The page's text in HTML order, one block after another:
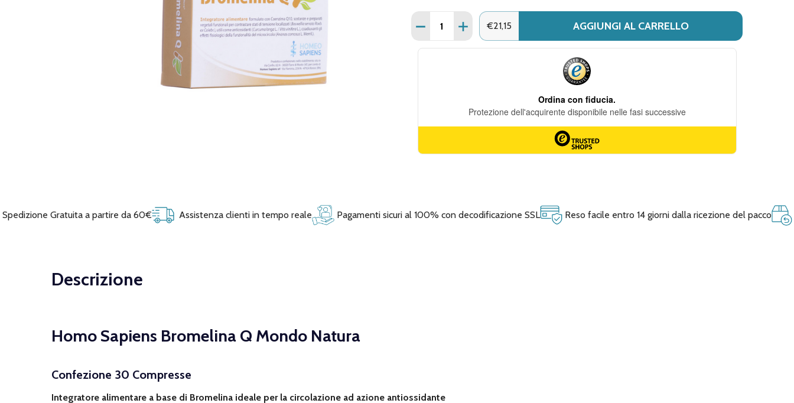
Quantità:
DIMINUISCI QUANTITÀ DI HOMO SAPIENS - BROMELINA Q MONDO NATURA
AUMENTA QUANTITÀ DI HOMO SAPIENS - BROMELINA Q MONDO NATURA
€21,15 AGGIUNGI AL CARRELLO
Spedizione Gratuita a partire da 60€ Assistenza clienti in tempo reale Pagamenti sicuri al 100% con decodificazione SSL Reso facile entro 14 giorni dalla ricezione del pacco
Descrizione
Homo Sapiens Bromelina Q Mondo Natura
Confezione 30 Compresse
Integratore alimentare a base di Bromelina ideale per la circolazione ad azione antiossidante